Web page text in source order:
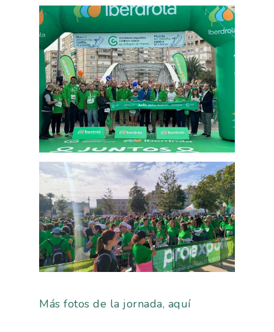
Más fotos de la jornada, aquí